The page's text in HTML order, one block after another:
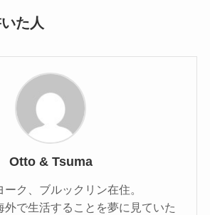
た人
Otto & Tsuma
ーク、ブルックリン在住。
外で生活することを夢に見ていた